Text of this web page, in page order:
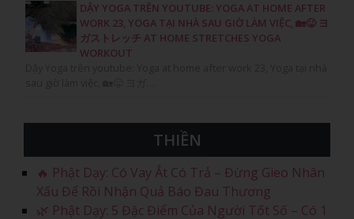
DẬY YOGA TRÊN YOUTUBE: YOGA AT HOME AFTER
WORK 23, YOGA TẠI NHÀ SAU GIỜ LÀM VIỆC, 🏡😛 ヨ
ガストレッチ AT HOME STRETCHES YOGA
WORKOUT
THIỀN
🔥 Phật Dạy: Có Vay Ắt Có Trả – Đừng Gieo Nhân
Xấu Để Rồi Nhận Quả Báo Đau Thương
🌿 Phật Dạy: 5 Đặc Điểm Của Người Tốt Số – Có 1